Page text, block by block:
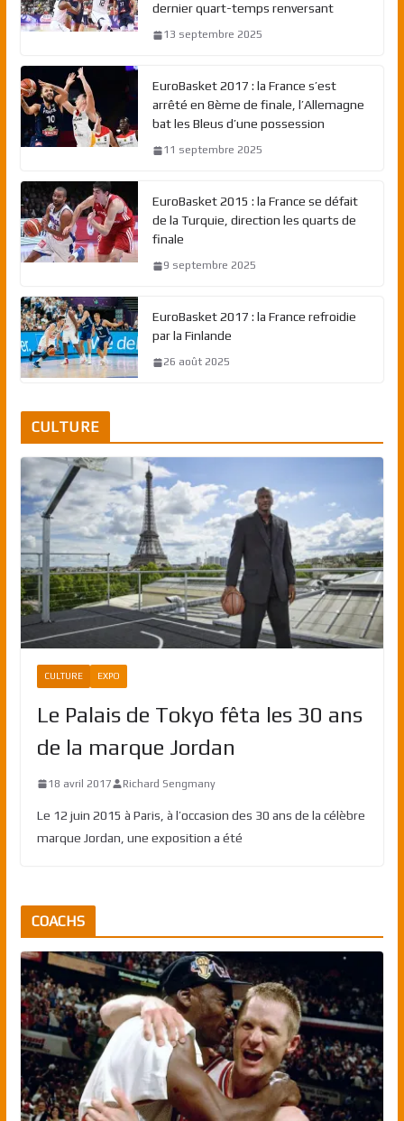
dernier quart-temps renversant
13 septembre 2025
EuroBasket 2017 : la France s’est
arrêté en 8ème de finale, l’Allemagne
bat les Bleus d’une possession
11 septembre 2025
EuroBasket 2015 : la France se défait
de la Turquie, direction les quarts de
finale
9 septembre 2025
EuroBasket 2017 : la France refroidie
par la Finlande
26 août 2025
CULTURE
CULTURE EXPO
Le Palais de Tokyo fêta les 30 ans
de la marque Jordan
18 avril 2017 Richard Sengmany
Le 12 juin 2015 à Paris, à l’occasion des 30 ans de la célèbre
marque Jordan, une exposition a été
COACHS